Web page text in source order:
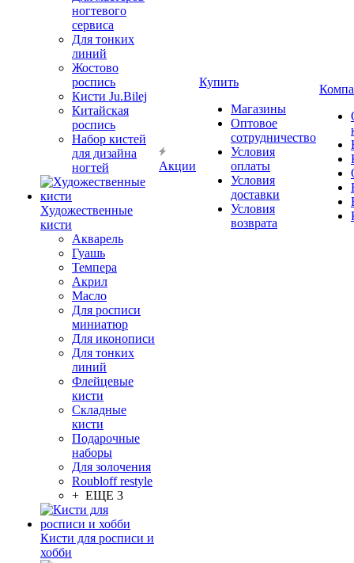
ногтевого
сервиса
Для тонких
линий
Жостово
роспись
Кисти Ju.Bilej
Китайская
роспись
Набор кистей
для дизайна
ногтей
Художественные
кисти
Акварель
Гуашь
Темпера
Акрил
Масло
Для росписи
миниатюр
Для иконописи
Для тонких
линий
Флейцевые
кисти
Складные
кисти
Подарочные
наборы
Для золочения
Roubloff restyle
+ ЕЩЕ 3
Кисти для росписи и
хобби
Акции
Купить
Магазины
Оптовое
сотрудничество
Условия
оплаты
Условия
доставки
Условия
возврата